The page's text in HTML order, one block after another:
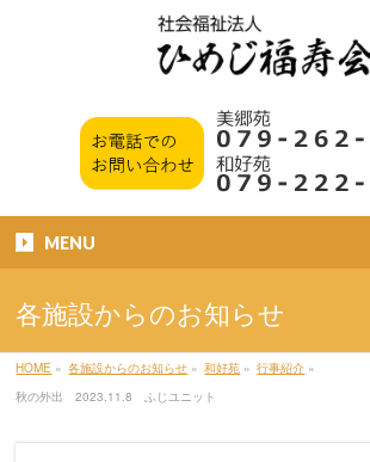
MENU
各施設からのお知らせ
HOME » 各施設からのお知らせ » 和好苑 » 行事紹介 »
秋の外出 2023.11.8 ふじユニット